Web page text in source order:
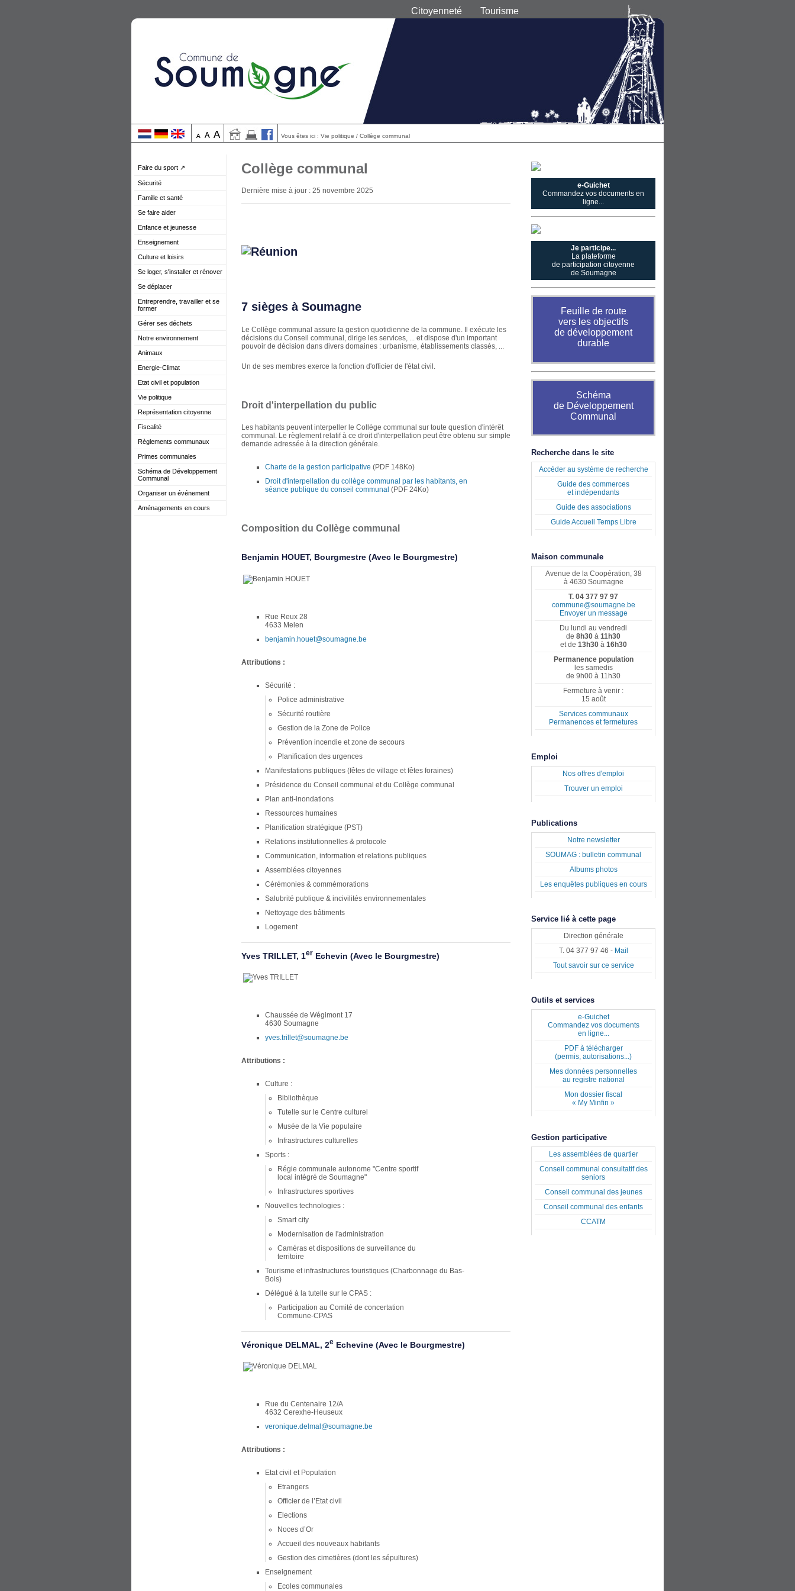
Citoyenneté Tourisme
Vous êtes ici : Vie politique / Collège communal
Faire du sport ↗
Sécurité
Famille et santé
Se faire aider
Enfance et jeunesse
Enseignement
Culture et loisirs
Se loger, s'installer et rénover
Se déplacer
Entreprendre, travailler et se
former
Gérer ses déchets
Notre environnement
Animaux
Energie-Climat
Etat civil et population
Vie politique
Représentation citoyenne
Fiscalité
Règlements communaux
Primes communales
Schéma de Développement
Communal
Organiser un événement
Aménagements en cours
Collège communal
Dernière mise à jour : 25 novembre 2025
7 sièges à Soumagne
Le Collège communal assure la gestion quotidienne de la commune. Il exécute les
décisions du Conseil communal, dirige les services, ... et dispose d'un important
pouvoir de décision dans divers domaines : urbanisme, établissements classés, ...
Un de ses membres exerce la fonction d'officier de l'état civil.
Droit d'interpellation du public
Les habitants peuvent interpeller le Collège communal sur toute question d'intérêt
communal. Le règlement relatif à ce droit d'interpellation peut être obtenu sur simple
demande adressée à la direction générale.
Charte de la gestion participative (PDF 148Ko)
Droit d'interpellation du collège communal par les habitants, en
séance publique du conseil communal (PDF 24Ko)
Composition du Collège communal
Benjamin HOUET, Bourgmestre (Avec le Bourgmestre)
Rue Reux 28
4633 Melen
benjamin.houet@soumagne.be
Attributions :
Sécurité :
Police administrative
Sécurité routière
Gestion de la Zone de Police
Prévention incendie et zone de secours
Planification des urgences
Manifestations publiques (fêtes de village et fêtes foraines)
Présidence du Conseil communal et du Collège communal
Plan anti-inondations
Ressources humaines
Planification stratégique (PST)
Relations institutionnelles & protocole
Communication, information et relations publiques
Assemblées citoyennes
Cérémonies & commémorations
Salubrité publique & incivilités environnementales
Nettoyage des bâtiments
Logement
Yves TRILLET, 1er Echevin (Avec le Bourgmestre)
Chaussée de Wégimont 17
4630 Soumagne
yves.trillet@soumagne.be
Attributions :
Culture :
Bibliothèque
Tutelle sur le Centre culturel
Musée de la Vie populaire
Infrastructures culturelles
Sports :
Régie communale autonome "Centre sportif
local intégré de Soumagne"
Infrastructures sportives
Nouvelles technologies :
Smart city
Modernisation de l'administration
Caméras et dispositions de surveillance du
territoire
Tourisme et infrastructures touristiques (Charbonnage du Bas-
Bois)
Délégué à la tutelle sur le CPAS :
Participation au Comité de concertation
Commune-CPAS
Véronique DELMAL, 2e Echevine (Avec le Bourgmestre)
Rue du Centenaire 12/A
4632 Cerexhe-Heuseux
veronique.delmal@soumagne.be
Attributions :
Etat civil et Population
Etrangers
Officier de l’Etat civil
Elections
Noces d’Or
Accueil des nouveaux habitants
Gestion des cimetières (dont les sépultures)
Enseignement
Ecoles communales
e-Guichet
Commandez vos documents en
ligne...
Je participe...
La plateforme
de participation citoyenne
de Soumagne
Feuille de route
vers les objectifs
de développement
durable
Schéma
de Développement
Communal
Recherche dans le site
Accéder au système de recherche
Guide des commerces
et indépendants
Guide des associations
Guide Accueil Temps Libre
Maison communale
Avenue de la Coopération, 38
à 4630 Soumagne
T. 04 377 97 97
commune@soumagne.be
Envoyer un message
Du lundi au vendredi
de 8h30 à 11h30
et de 13h30à 16h30
Permanence population
les samedis
de 9h00 à 11h30
Fermeture à venir :
15 août
Services communaux
Permanences et fermetures
Emploi
Nos offres d'emploi
Trouver un emploi
Publications
Notre newsletter
SOUMAG : bulletin communal
Albums photos
Les enquêtes publiques en cours
Service lié à cette page
Direction générale
T. 04 377 97 46 - Mail
Tout savoir sur ce service
Outils et services
e-Guichet
Commandez vos documents
en ligne...
PDF à télécharger
(permis, autorisations...)
Mes données personnelles
au registre national
Mon dossier fiscal
« My Minfin »
Gestion participative
Les assemblées de quartier
Conseil communal consultatif des
seniors
Conseil communal des jeunes
Conseil communal des enfants
CCATM